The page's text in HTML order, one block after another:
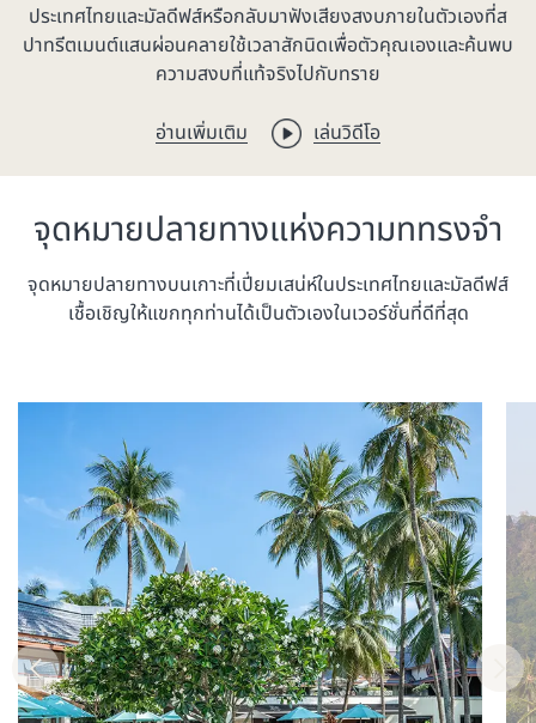
ประเทศไทยและมัลดีฟส์หรือกลับมาฟังเสียงสงบภายในตัวเองที่ส
ปาทรีตเมนต์แสนผ่อนคลายใช้เวลาสักนิดเพื่อตัวคุณเองและค้นพบ
ความสงบที่แท้จริงไปกับทราย
อ่านเพิ่มเติม เล่นวิดีโอ
จุดหมายปลายทางแห่งความททรงจำ
จุดหมายปลายทางบนเกาะที่เปี่ยมเสน่ห์ในประเทศไทยและมัลดีฟส์
เชื้อเชิญให้แขกทุกท่านได้เป็นตัวเองในเวอร์ชั่นที่ดีที่สุด